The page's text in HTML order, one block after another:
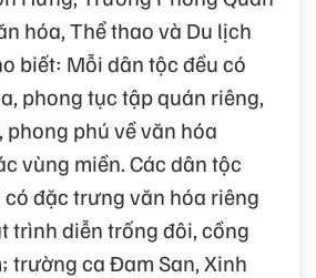
hóa, Thể thao và Du lịch
biết: Mỗi dân tộc đều có
phong tục tập quán riêng,
phong phú về văn hóa
vùng miền. Các dân tộc
đặc trưng văn hóa riêng
trình diễn trống đôi, cồng
trường ca Đam San, Xinh